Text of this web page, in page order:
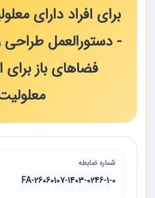
برای افراد دارای
- دستورالعمل
فضاهای باز برای
شماره ضابطه
26060107-1403-0246-1-0-FA